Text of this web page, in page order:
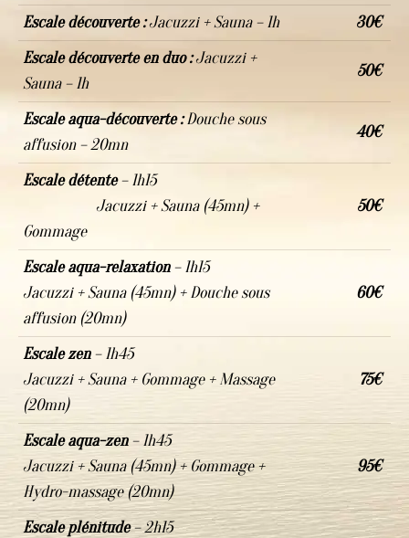
Escale découverte :Jacuzzi + Sauna – 1h
30€
Escale découverte en duo :Jacuzzi +
Sauna – 1h
50€
Escale aqua-découverte :Douche sous
affusion – 20mn
40€
Escale détente– 1h15
Jacuzzi + Sauna (45mn) +
Gommage
50€
Escale aqua-relaxation– 1h15
Jacuzzi + Sauna (45mn) + Douche sous
affusion (20mn)
60€
Escale zen– 1h45
Jacuzzi + Sauna + Gommage + Massage
(20mn)
75€
Escale aqua-zen– 1h45
Jacuzzi + Sauna (45mn) + Gommage +
Hydro-massage (20mn)
95€
Escale plénitude–2h15